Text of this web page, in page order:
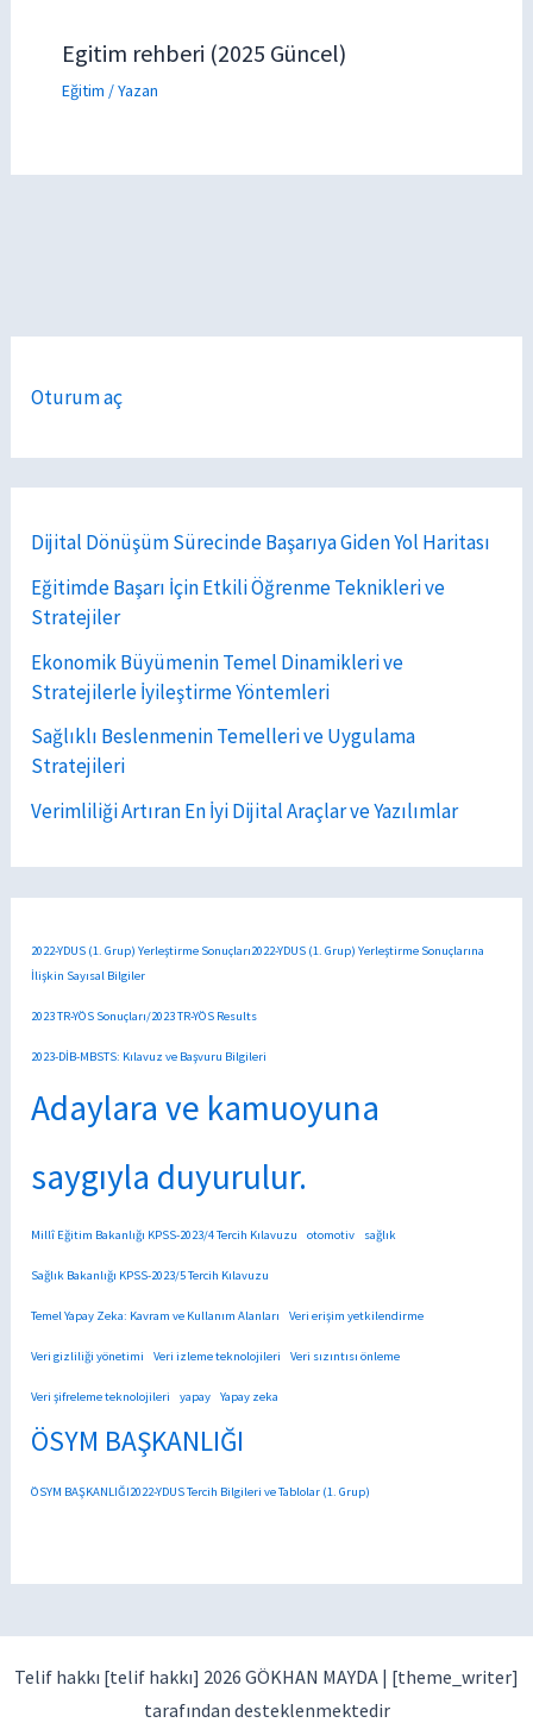
Egitim rehberi (2025 Güncel)
Eğitim / Yazan
Oturum aç
Dijital Dönüşüm Sürecinde Başarıya Giden Yol Haritası
Eğitimde Başarı İçin Etkili Öğrenme Teknikleri ve
Stratejiler
Ekonomik Büyümenin Temel Dinamikleri ve
Stratejilerle İyileştirme Yöntemleri
Sağlıklı Beslenmenin Temelleri ve Uygulama
Stratejileri
Verimliliği Artıran En İyi Dijital Araçlar ve Yazılımlar
2022-YDUS (1. Grup) Yerleştirme Sonuçları2022-YDUS (1. Grup) Yerleştirme Sonuçlarına
İlişkin Sayısal Bilgiler
2023 TR-YÖS Sonuçları/2023 TR-YÖS Results
2023-DİB-MBSTS: Kılavuz ve Başvuru Bilgileri
Adaylara ve kamuoyuna
saygıyla duyurulur.
Millî Eğitim Bakanlığı KPSS-2023/4 Tercih Kılavuzu otomotiv sağlık
Sağlık Bakanlığı KPSS-2023/5 Tercih Kılavuzu
Temel Yapay Zeka: Kavram ve Kullanım Alanları Veri erişim yetkilendirme
Veri gizliliği yönetimi Veri izleme teknolojileri Veri sızıntısı önleme
Veri şifreleme teknolojileri yapay Yapay zeka
ÖSYM BAŞKANLIĞI
ÖSYM BAŞKANLIĞI2022-YDUS Tercih Bilgileri ve Tablolar (1. Grup)
Telif hakkı [telif hakkı] 2026 GÖKHAN MAYDA | [theme_writer]
tarafından desteklenmektedir